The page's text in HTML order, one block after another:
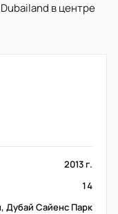
в центре
2013 г.
14
Дубай Сайенс Парк